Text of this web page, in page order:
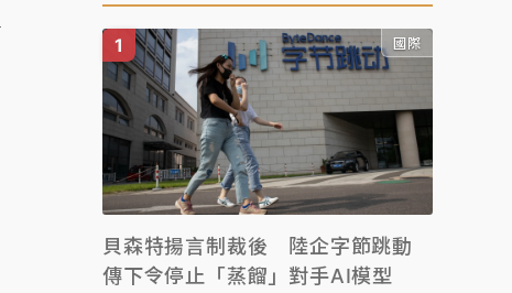
國際
貝森特揚言制裁後 陸企字節跳動
傳下令停止「蒸餾」對手AI模型